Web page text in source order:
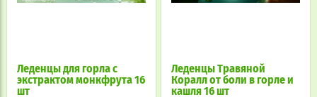
Леденцы для горла с
экстрактом монкфрута 16
шт
Леденцы Травяной
Коралл от боли в горле и
кашля 16 шт